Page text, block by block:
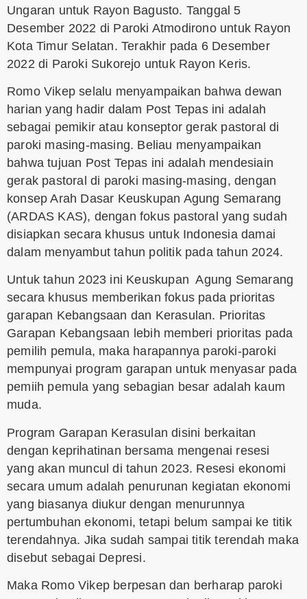
Ungaran untuk Rayon Bagusto. Tanggal 5
Desember 2022 di Paroki Atmodirono untuk Rayon
Kota Timur Selatan. Terakhir pada 6 Desember
2022 di Paroki Sukorejo untuk Rayon Keris.
Romo Vikep selalu menyampaikan bahwa dewan
harian yang hadir dalam Post Tepas ini adalah
sebagai pemikir atau konseptor gerak pastoral di
paroki masing-masing. Beliau menyampaikan
bahwa tujuan Post Tepas ini adalah mendesiain
gerak pastoral di paroki masing-masing, dengan
konsep Arah Dasar Keuskupan Agung Semarang
(ARDAS KAS), dengan fokus pastoral yang sudah
disiapkan secara khusus untuk Indonesia damai
dalam menyambut tahun politik pada tahun 2024.
Untuk tahun 2023 ini Keuskupan Agung Semarang
secara khusus memberikan fokus pada prioritas
garapan Kebangsaan dan Kerasulan. Prioritas
Garapan Kebangsaan lebih memberi prioritas pada
pemilih pemula, maka harapannya paroki-paroki
mempunyai program garapan untuk menyasar pada
pemiih pemula yang sebagian besar adalah kaum
muda.
Program Garapan Kerasulan disini berkaitan
dengan keprihatinan bersama mengenai resesi
yang akan muncul di tahun 2023. Resesi ekonomi
secara umum adalah penurunan kegiatan ekonomi
yang biasanya diukur dengan menurunnya
pertumbuhan ekonomi, tetapi belum sampai ke titik
terendahnya. Jika sudah sampai titik terendah maka
disebut sebagai Depresi.
Maka Romo Vikep berpesan dan berharap paroki